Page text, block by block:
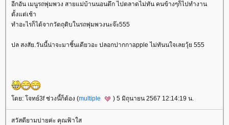
อีกอัน เมนูรถพุ่มพวง สายแม่บ้านนอนดึก ไปตลาดไม่ทัน คนข้างๆก็ไปทำงาน
ตั้งแต่เช้า
ทำอะไรก็ได้จากวัตถุดิบในรถพุ่มพวงนะจ๊ะ555
ปล สงสัย.วันนี้น่าจะมาชิ้นเดียวอะ ปลอกปากกาapple ไม่ทันนใจเลยวุ้ย 555
ดย: โจทย์3f ช่วงนี้ก็ต้อง (multiple ) 5 มิถุนายน 2567 12:14:19 น.
สวัสดียามบ่ายค่ะ คุณฟ้าใส